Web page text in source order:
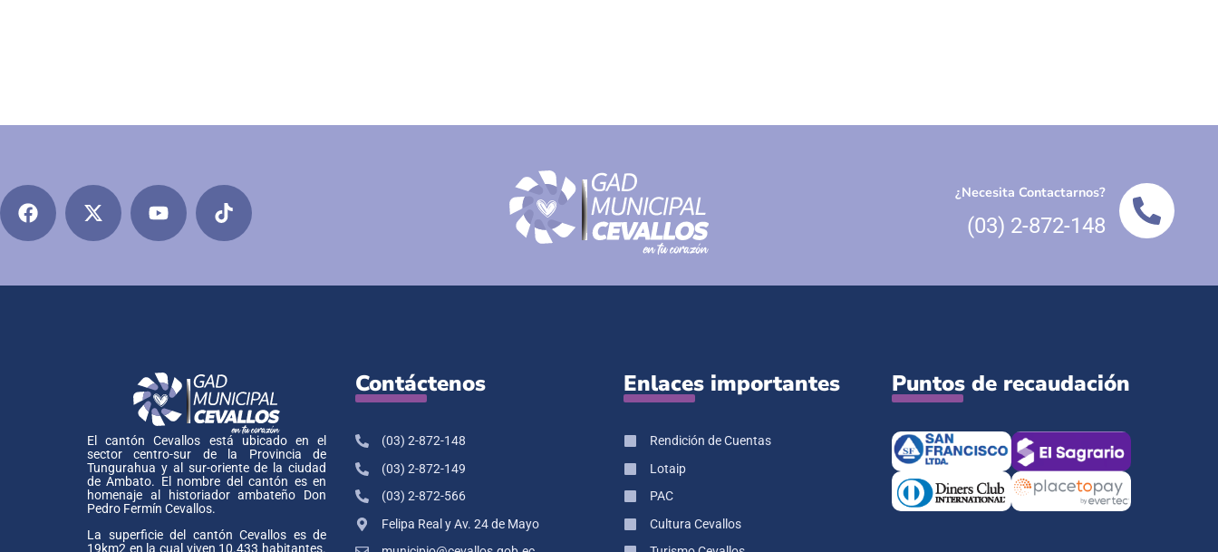
¿Necesita Contactarnos?
(03) 2-872-148
El cantón Cevallos está ubicado en el
sector centro-sur de la Provincia de
Tungurahua y al sur-oriente de la ciudad
de Ambato. El nombre del cantón es en
homenaje al historiador ambateño Don
Pedro Fermín Cevallos.
La superficie del cantón Cevallos es de
Contáctenos
(03) 2-872-148
(03) 2-872-149
(03) 2-872-566
Felipa Real y Av. 24 de Mayo
Enlaces importantes
Rendición de Cuentas
Lotaip
PAC
Cultura Cevallos
Puntos de recaudación